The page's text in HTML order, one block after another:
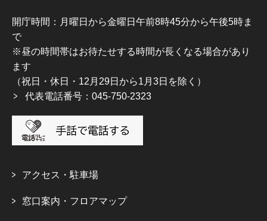
開庁時間：月曜日から金曜日午前8時45分から午後5時ま
で
※昼の時間帯はお待たせする時間が長くなる場合があり
ます
（祝日・休日・12月29日から1月3日を除く）
代表電話番号：045-750-2323
アクセス・駐車場
窓口案内・フロアマップ